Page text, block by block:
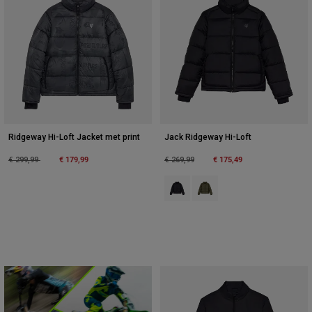
Ridgeway Hi-Loft Jacket met print
Price reduced from
€ 299,99to € 179,99
Jack Ridgeway Hi-Loft
Price reduced from
€ 269,99to € 175,49
Product swatch type of Zwart.
Product swatch type of